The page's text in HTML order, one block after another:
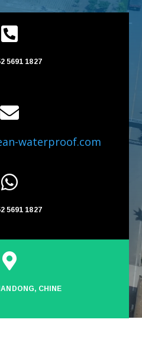

5691 1827

waterproof.com

5691 1827

CHINE